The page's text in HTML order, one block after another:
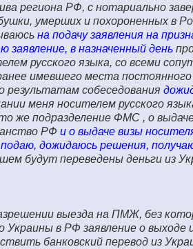
региона РФ, с нотариально
умерших и похороненных в
на подачу заявления на
заявление, в назначенный день
русского языка, со всеми
имевшего места
результатам собеседования
меня носителем русского
же подразделение ФМС , о
РФ и о выдаче визы
дожидаюсь решения, получаю
будут переведены деньги из
выезда на ПМЖ, без
в РФ заявление о выходе
банковский перевод из